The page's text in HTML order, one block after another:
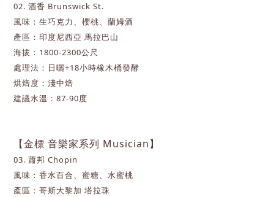
02. 酒香 Brunswick St.
風味：生巧克力、櫻桃、蘭姆酒
產區：印度尼西亞 馬拉巴山
海拔：1800-2300公尺
處理法：日曬+18小時橡木桶發酵
烘焙度：淺中焙
建議水溫：87-90度
【金標 音樂家系列 Musician】
03. 蕭邦 Chopin
風味：香水百合、蜜糖、水蜜桃
產區：哥斯大黎加 塔拉珠